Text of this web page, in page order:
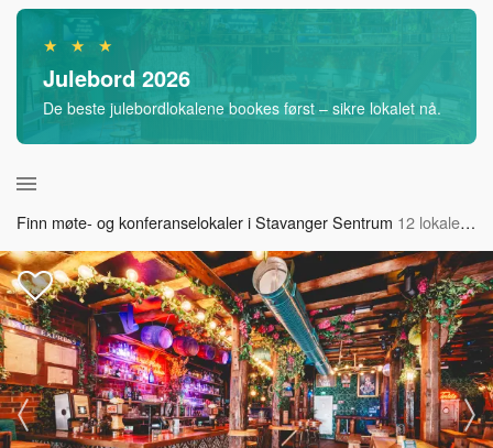
★ ★ ★
Julebord 2026
De beste julebordlokalene bookes først – sikre lokalet nå.
Finn møte- og konferanselokaler i Stavanger Sentrum 12 lokaler tilgjengelig